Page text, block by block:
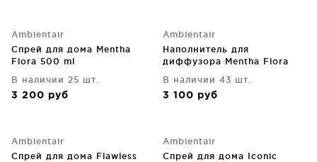
Ambientair
Спрей для дома Mentha
Flora 500 ml
В наличии 25 шт.
3 200 руб
Ambientair
Наполнитель для
диффузора Mentha Flora
В наличии 43 шт.
3 100 руб
Ambientair
Спрей для дома Flawless
Ambientair
Спрей для дома Iconic